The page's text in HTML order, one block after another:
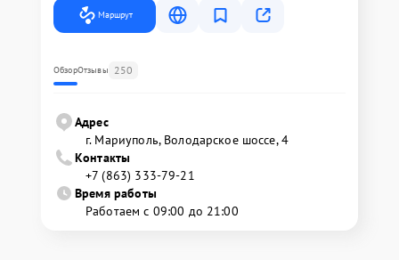
Маршрут
ОбзорОтзывы 250
Адрес
г. Мариуполь, Володарское шоссе, 4
Контакты
+7 (863) 333-79-21
Время работы
Работаем с 09:00 до 21:00